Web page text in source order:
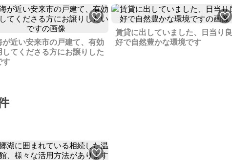
が近い安来市の戸建て、有効
してくださる方にお譲りした
す
賃貸に出していました、日当り良
好で自然豊かな環境です